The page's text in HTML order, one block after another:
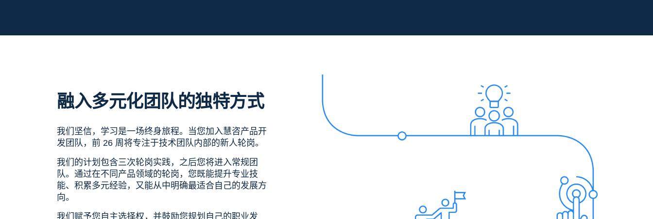
融入多元化团队的独特方式
我们坚信，学习是一场终身旅程。当您加入慧咨产品开
发团队，前 26 周将专注于技术团队内部的新人轮岗。
我们的计划包含三次轮岗实践，之后您将进入常规团
队。通过在不同产品领域的轮岗，您既能提升专业技
能、积累多元经验，又能从中明确最适合自己的发展方
向。
我们赋予您自主选择权，并鼓励您规划自己的职业发